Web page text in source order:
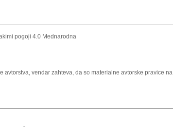
pogoji 4.0 Mednarodna
vendar zahteva, da so materialne avtorske pravice na